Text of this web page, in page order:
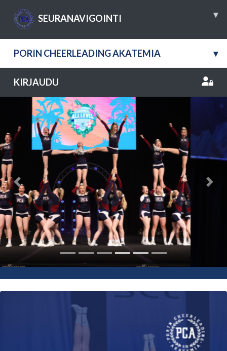
SEURANAVIGOINTI ▾
PORIN CHEERLEADING AKATEMIA ▾
KIRJAUDU
Previous